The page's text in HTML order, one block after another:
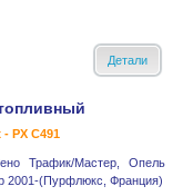
Детали
PX C491
Трафик/Мастер, Опель
2001-(Пурфлюкс, Франция)